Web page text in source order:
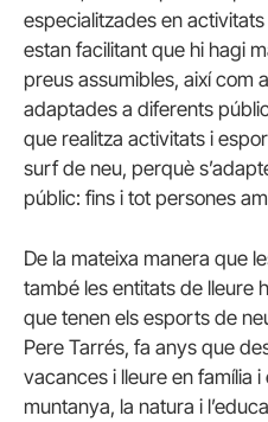
especialitzades en
estan facilitant que hi hagi
preus assumibles, així com
adaptades a diferents
que realitza activitats i
surf de neu, perquè
públic: fins i tot persones
De la mateixa manera que
també les entitats de lleure
que tenen els esports de
Pere Tarrés, fa anys que
vacances i lleure en família
muntanya, la natura i